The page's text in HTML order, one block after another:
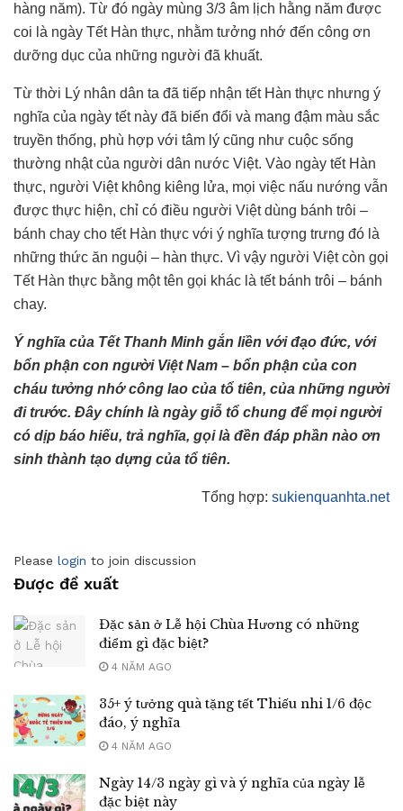
hàng năm). Từ đó ngày mùng 3/3 âm lịch hằng năm được
coi là ngày Tết Hàn thực, nhằm tưởng nhớ đến công ơn
dưỡng dục của những người đã khuất.
Từ thời Lý nhân dân ta đã tiếp nhận tết Hàn thực nhưng ý
nghĩa của ngày tết này đã biến đổi và mang đậm màu sắc
truyền thống, phù hợp với tâm lý cũng như cuộc sống
thường nhật của người dân nước Việt. Vào ngày tết Hàn
thực, người Việt không kiêng lửa, mọi việc nấu nướng vẫn
được thực hiện, chỉ có điều người Việt dùng bánh trôi –
bánh chay cho tết Hàn thực với ý nghĩa tượng trưng đó là
những thức ăn nguội – hàn thực. Vì vậy người Việt còn gọi
Tết Hàn thực bằng một tên gọi khác là tết bánh trôi – bánh
chay.
Ý nghĩa của Tết Thanh Minh gắn liền với đạo đức, với
bổn phận con người Việt Nam – bổn phận của con
cháu tưởng nhớ công lao của tổ tiên, của những người
đi trước. Đây chính là ngày giỗ tổ chung để mọi người
có dịp báo hiếu, trả nghĩa, gọi là đền đáp phần nào ơn
sinh thành tạo dựng của tổ tiên.
Tổng hợp: sukienquanhta.net
Please login to join discussion
Được đề xuất
Đặc sản ở Lễ hội Chùa Hương có những
điểm gì đặc biệt?
4 NĂM AGO
35+ ý tưởng quà tặng tết Thiếu nhi 1/6 độc
đáo, ý nghĩa
4 NĂM AGO
Ngày 14/3 ngày gì và ý nghĩa của ngày lễ
đặc biệt này